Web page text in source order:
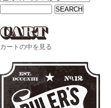
カートの中を見る